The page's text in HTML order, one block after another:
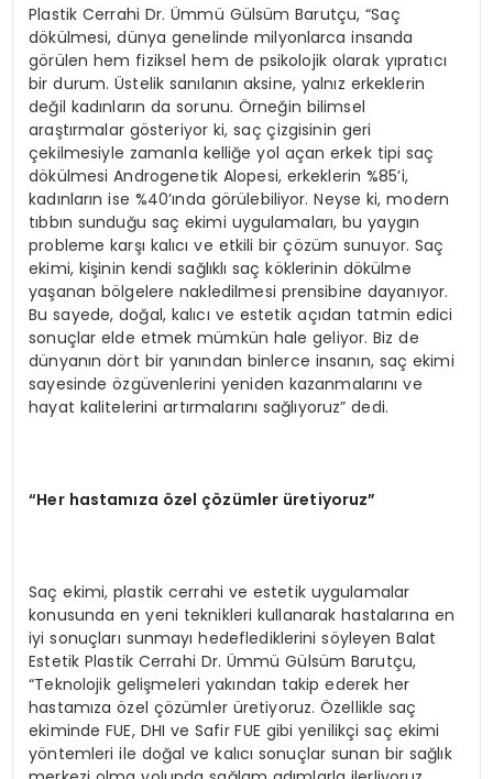
Plastik Cerrahi Dr. Ümmü Gülsüm Barutçu, “Saç
dökülmesi, dünya genelinde milyonlarca insanda
görülen hem fiziksel hem de psikolojik olarak yıpratıcı
bir durum. Üstelik sanılanın aksine, yalnız erkeklerin
değil kadınların da sorunu. Örneğin bilimsel
araştırmalar gösteriyor ki, saç çizgisinin geri
çekilmesiyle zamanla kelliğe yol açan erkek tipi saç
dökülmesi Androgenetik Alopesi, erkeklerin %85’i,
kadınların ise %40’ında görülebiliyor. Neyse ki, modern
tıbbın sunduğu saç ekimi uygulamaları, bu yaygın
probleme karşı kalıcı ve etkili bir çözüm sunuyor. Saç
ekimi, kişinin kendi sağlıklı saç köklerinin dökülme
yaşanan bölgelere nakledilmesi prensibine dayanıyor.
Bu sayede, doğal, kalıcı ve estetik açıdan tatmin edici
sonuçlar elde etmek mümkün hale geliyor. Biz de
dünyanın dört bir yanından binlerce insanın, saç ekimi
sayesinde özgüvenlerini yeniden kazanmalarını ve
hayat kalitelerini artırmalarını sağlıyoruz” dedi.
“Her hastamıza özel çözümler üretiyoruz”
Saç ekimi, plastik cerrahi ve estetik uygulamalar
konusunda en yeni teknikleri kullanarak hastalarına en
iyi sonuçları sunmayı hedeflediklerini söyleyen Balat
Estetik Plastik Cerrahi Dr. Ümmü Gülsüm Barutçu,
“Teknolojik gelişmeleri yakından takip ederek her
hastamıza özel çözümler üretiyoruz. Özellikle saç
ekiminde FUE, DHI ve Safir FUE gibi yenilikçi saç ekimi
yöntemleri ile doğal ve kalıcı sonuçlar sunan bir sağlık